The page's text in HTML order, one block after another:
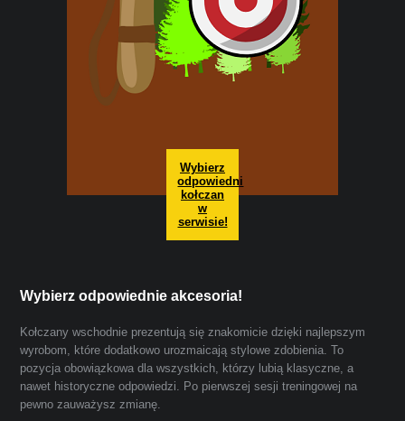
Wybierz
odpowiedni
kołczan
w
serwisie!
Wybierz odpowiednie akcesoria!
Kołczany wschodnie prezentują się znakomicie dzięki najlepszym
wyrobom, które dodatkowo urozmaicają stylowe zdobienia. To
pozycja obowiązkowa dla wszystkich, którzy lubią klasyczne, a
nawet historyczne odpowiedzi. Po pierwszej sesji treningowej na
pewno zauważysz zmianę.